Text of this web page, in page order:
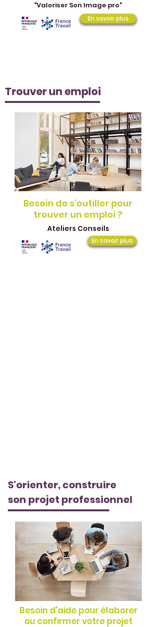
"Valoriser Son Image pro"
En savoir plus
Trouver un emploi
Besoin de s'outiller pour
trouver un emploi ?
Ateliers Conseils
En savoir plus
S'orienter, construire
son projet professionnel
Besoin d'aide pour élaborer
ou confirmer votre projet